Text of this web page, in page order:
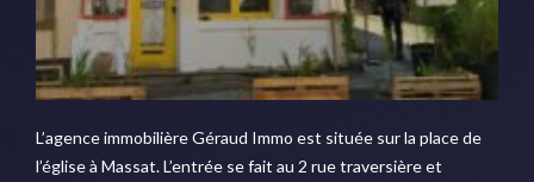
L’agence immobilière Géraud Immo est située sur la place de
l’église à Massat. L’entrée se fait au 2 rue traversière et